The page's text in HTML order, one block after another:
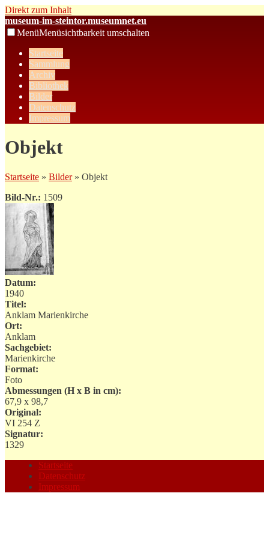
Direkt zum Inhalt
museum-im-steintor.museumnet.eu
MenüMenüsichtbarkeit umschalten
Startseite
Sammlung
Archiv
Bibliothek
Bilder
Datenschutz
Impressum
Objekt
Startseite » Bilder» Objekt
Bild-Nr.: 1509
Datum:
1940
Titel:
Anklam Marienkirche
Ort:
Anklam
Sachgebiet:
Marienkirche
Format:
Foto
Abmessungen (H x B in cm):
67,9 x 98,7
Original:
VI 254 Z
Signatur:
1329
Startseite
Datenschutz
Impressum